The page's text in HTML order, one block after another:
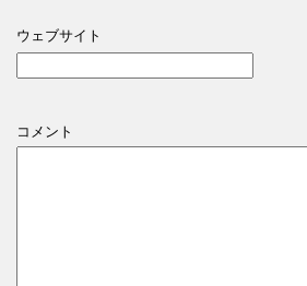
ウェブサイト
コメント